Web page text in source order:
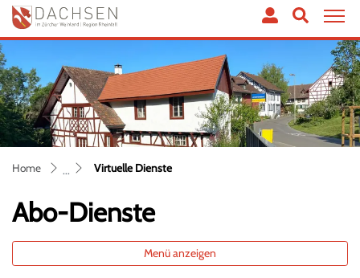
Dachsen
Home Virtuelle Dienste(ausgewählt)
Abo-Dienste
Menü anzeigen